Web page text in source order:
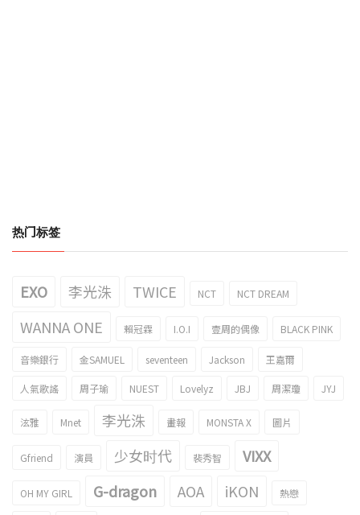
热门标签
EXO 李光洙 TWICE NCT NCT DREAM
WANNA ONE 賴冠霖 I.O.I 壹周的偶像 BLACK PINK
音樂銀行 金SAMUEL seventeen Jackson 王嘉爾
人氣歌謠 周子瑜 NUEST Lovelyz JBJ 周潔瓊 JYJ
泫雅 Mnet 李光洙 畫報 MONSTA X 圖片
Gfriend 演員 少女时代 裴秀智 VIXX
OH MY GIRL G-dragon AOA iKON 熱戀